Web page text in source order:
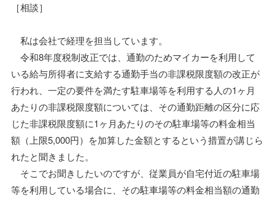
［相談］
私は会社で経理を担当しています。
令和8年度税制改正では、通勤のためマイカーを利用して
いる給与所得者に支給する通勤手当の非課税限度額の改正が
行われ、一定の要件を満たす駐車場等を利用する人の1ヶ月
あたりの非課税限度額については、その通勤距離の区分に応
じた非課税限度額に1ヶ月あたりのその駐車場等の料金相当
額（上限5,000円）を加算した金額とするという措置が講じら
れたと聞きました。
そこでお聞きしたいのですが、従業員が自宅付近の駐車場
等を利用している場合に、その駐車場等の料金相当額の通勤